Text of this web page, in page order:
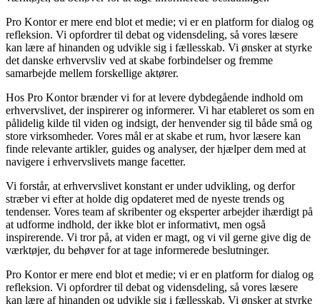
Pro Kontor er mere end blot et medie; vi er en platform for dialog og
refleksion. Vi opfordrer til debat og vidensdeling, så vores læsere
kan lære af hinanden og udvikle sig i fællesskab. Vi ønsker at styrke
det danske erhvervsliv ved at skabe forbindelser og fremme
samarbejde mellem forskellige aktører.
Hos Pro Kontor brænder vi for at levere dybdegående indhold om
erhvervslivet, der inspirerer og informerer. Vi har etableret os som en
pålidelig kilde til viden og indsigt, der henvender sig til både små og
store virksomheder. Vores mål er at skabe et rum, hvor læsere kan
finde relevante artikler, guides og analyser, der hjælper dem med at
navigere i erhvervslivets mange facetter.
Vi forstår, at erhvervslivet konstant er under udvikling, og derfor
stræber vi efter at holde dig opdateret med de nyeste trends og
tendenser. Vores team af skribenter og eksperter arbejder ihærdigt på
at udforme indhold, der ikke blot er informativt, men også
inspirerende. Vi tror på, at viden er magt, og vi vil gerne give dig de
værktøjer, du behøver for at tage informerede beslutninger.
Pro Kontor er mere end blot et medie; vi er en platform for dialog og
refleksion. Vi opfordrer til debat og vidensdeling, så vores læsere
kan lære af hinanden og udvikle sig i fællesskab. Vi ønsker at styrke